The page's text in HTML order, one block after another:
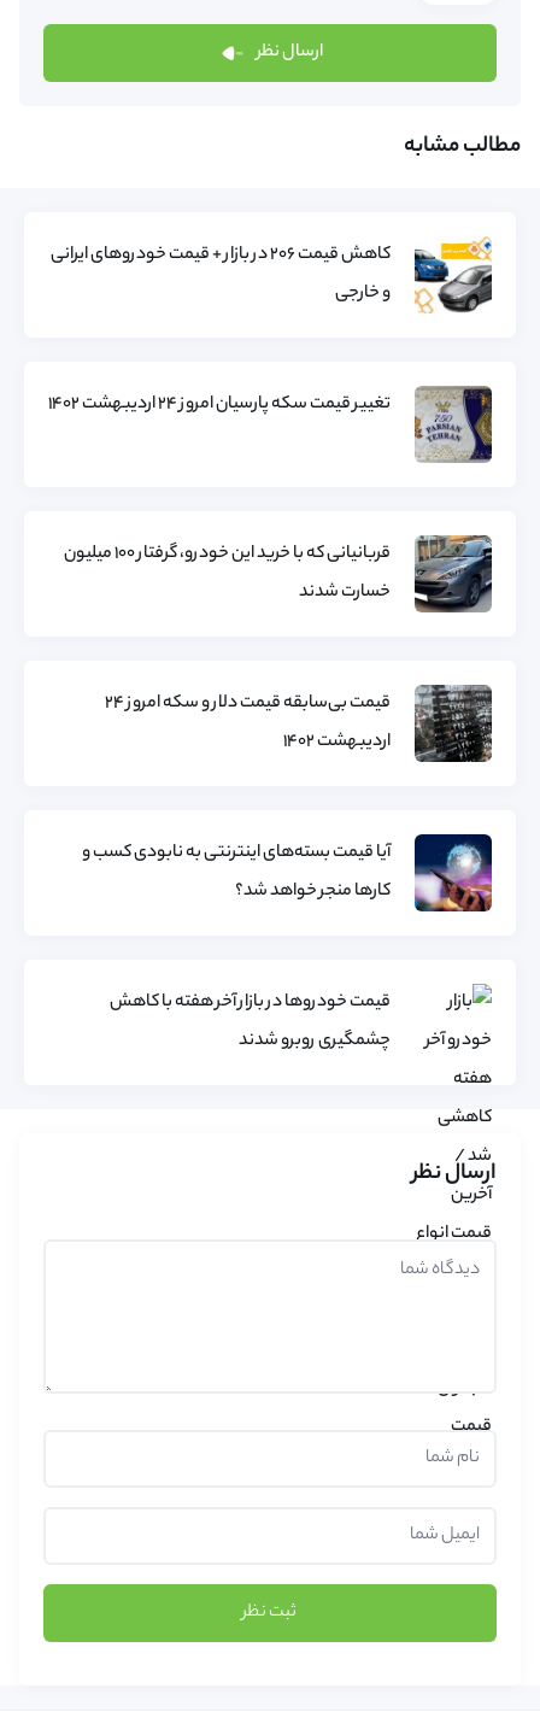
ارسال نظر
مطالب مشابه
کاهش قیمت ۲۰۶ در بازار + قیمت خودروهای ایرانی
و خارجی
تغییر قیمت سکه پارسیان امروز ۲۴ اردیبهشت ۱۴۰۲
قربانیانی که با خرید این خودرو، گرفتار ۱۰۰ میلیون
خسارت شدند
قیمت بی‌سابقه قیمت دلار و سکه امروز 24
اردیبهشت 1402
آیا قیمت بسته‌های اینترنتی به نابودی کسب و
کارها منجر خواهد شد؟
قیمت خودروها در بازار آخر هفته با کاهش
چشمگیری روبرو شدند
ارسال نظر
ثبت نظر